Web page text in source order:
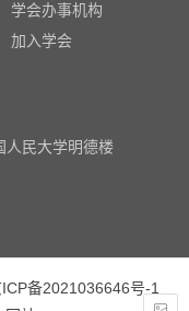
学会办事机构
加入学会
人民大学明德楼
ICP备2021036646号-1